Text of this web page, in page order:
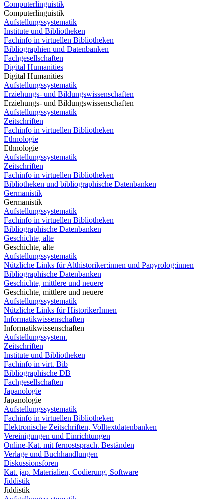
Computerlinguistik
Computerlinguistik
Aufstellungssystematik
Institute und Bibliotheken
Fachinfo in virtuellen Bibliotheken
Bibliographien und Datenbanken
Fachgesellschaften
Digital Humanities
Digital Humanities
Aufstellungssystematik
Erziehungs- und Bildungswissenschaften
Erziehungs- und Bildungswissenschaften
Aufstellungssystematik
Zeitschriften
Fachinfo in virtuellen Bibliotheken
Ethnologie
Ethnologie
Aufstellungssystematik
Zeitschriften
Fachinfo in virtuellen Bibliotheken
Bibliotheken und bibliographische Datenbanken
Germanistik
Germanistik
Aufstellungssystematik
Fachinfo in virtuellen Bibliotheken
Bibliographische Datenbanken
Geschichte, alte
Geschichte, alte
Aufstellungssystematik
Nützliche Links für Althistoriker:innen und Papyrolog:innen
Bibliographische Datenbanken
Geschichte, mittlere und neuere
Geschichte, mittlere und neuere
Aufstellungssystematik
Nützliche Links für HistorikerInnen
Informatikwissenschaften
Informatikwissenschaften
Aufstellungssystem.
Zeitschriften
Institute und Bibliotheken
Fachinfo in virt. Bib
Bibliographische DB
Fachgesellschaften
Japanologie
Japanologie
Aufstellungssystematik
Fachinfo in virtuellen Bibliotheken
Elektronische Zeitschriften, Volltextdatenbanken
Vereinigungen und Einrichtungen
Online-Kat. mit fernostsprach. Beständen
Verlage und Buchhandlungen
Diskussionsforen
Kat. jap. Materialien, Codierung, Software
Jiddistik
Jiddistik